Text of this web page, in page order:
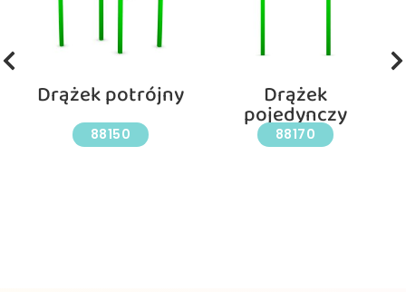
Drążek potrójny
88150
Drążek
pojedynczy
88170